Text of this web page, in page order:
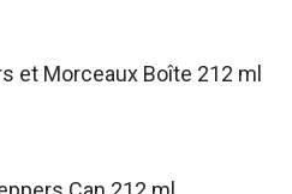
et Morceaux Boîte 212 ml